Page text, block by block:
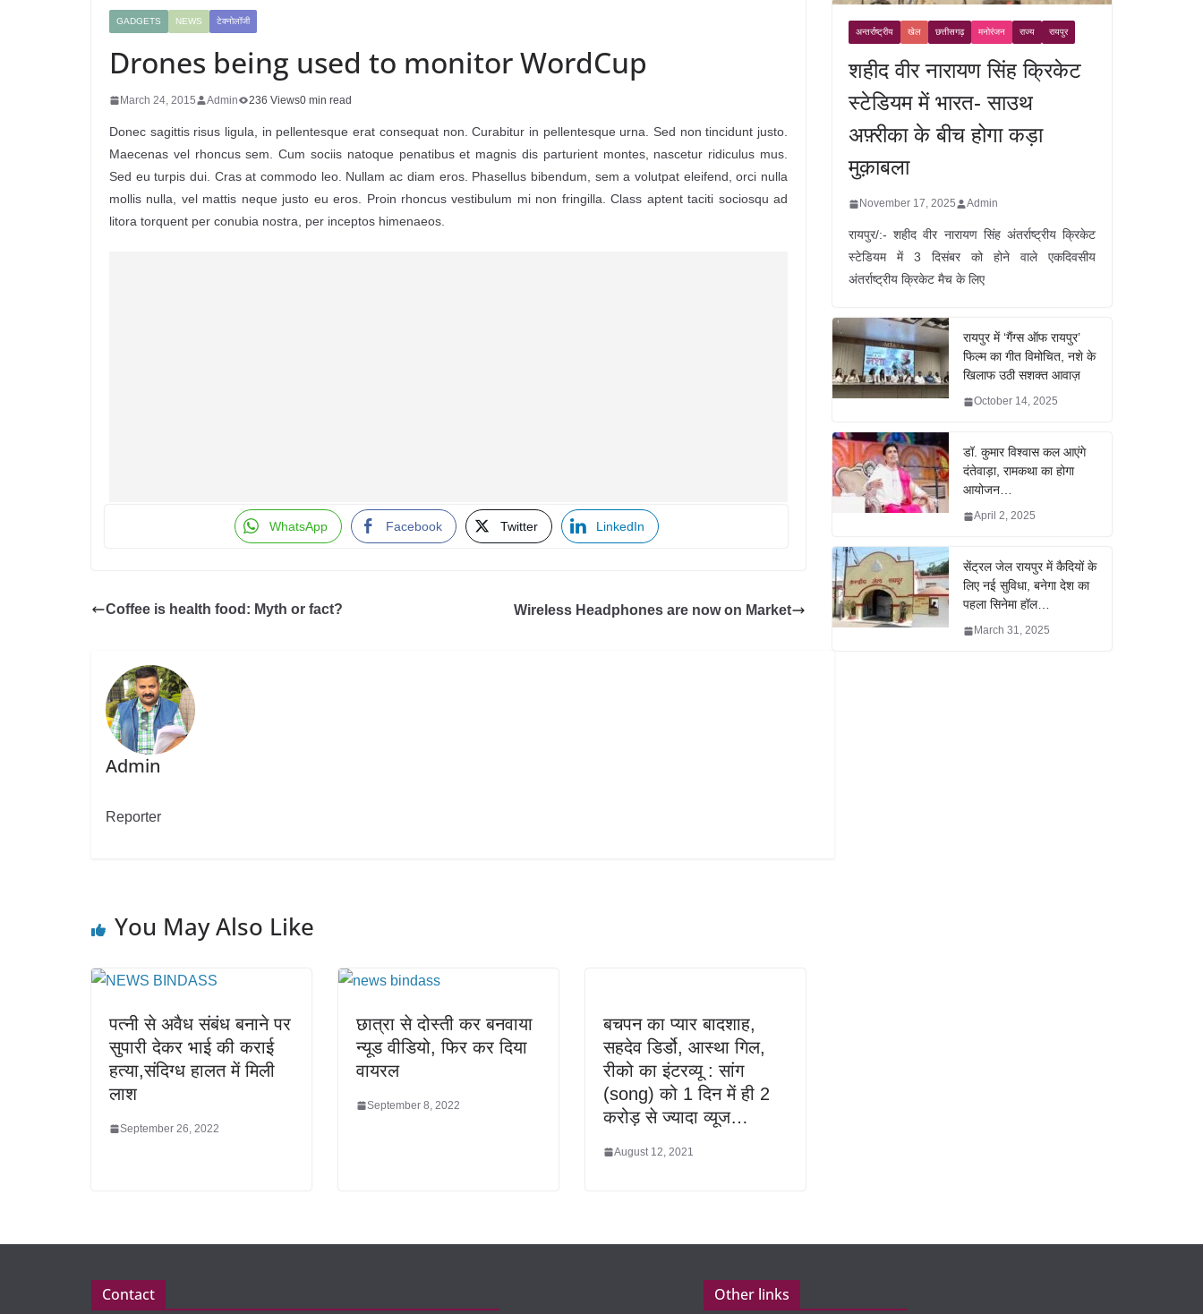
GADGETS NEWS टेक्नोलॉजी
Drones being used to monitor WordCup
March 24, 2015 Admin 236 Views0 min read
Donec sagittis risus ligula, in pellentesque erat consequat non. Curabitur in pellentesque urna. Sed non tincidunt justo.
Maecenas vel rhoncus sem. Cum sociis natoque penatibus et magnis dis parturient montes, nascetur ridiculus mus.
Sed eu turpis dui. Cras at commodo leo. Nullam ac diam eros. Phasellus bibendum, sem a volutpat eleifend, orci nulla
mollis nulla, vel mattis neque justo eu eros. Proin rhoncus vestibulum mi non fringilla. Class aptent taciti sociosqu ad
litora torquent per conubia nostra, per inceptos himenaeos.
WhatsApp Facebook Twitter LinkedIn
Coffee is health food: Myth or fact? Wireless Headphones are now on Market
Admin
Reporter
You May Also Like
पत्नी से अवैध संबंध बनाने पर
सुपारी देकर भाई की कराई
हत्या,संदिग्ध हालत में मिली
लाश
September 26, 2022
छात्रा से दोस्ती कर बनवाया
न्यूड वीडियो, फिर कर दिया
वायरल
September 8, 2022
बचपन का प्यार बादशाह,
सहदेव डिर्डो, आस्था गिल,
रीको का इंटरव्यू : सांग
(song) को 1 दिन में ही 2
करोड़ से ज्यादा व्यूज…
August 12, 2021
अन्तर्राष्ट्रीय खेल छत्तीसगढ़ मनोरंजन राज्य रायपुर
शहीद वीर नारायण सिंह क्रिकेट
स्टेडियम में भारत- साउथ
अफ़्रीका के बीच होगा कड़ा
मुक़ाबला
November 17, 2025 Admin
रायपुर/:- शहीद वीर नारायण सिंह अंतर्राष्ट्रीय क्रिकेट
स्टेडियम में 3 दिसंबर को होने वाले एकदिवसीय
अंतर्राष्ट्रीय क्रिकेट मैच के लिए
रायपुर में ‘गैंग्स ऑफ रायपुर’
फिल्म का गीत विमोचित, नशे के
खिलाफ उठी सशक्त आवाज़
October 14, 2025
डॉ. कुमार विश्वास कल आएंगे
दंतेवाड़ा, रामकथा का होगा
आयोजन…
April 2, 2025
सेंट्रल जेल रायपुर में कैदियों के
लिए नई सुविधा, बनेगा देश का
पहला सिनेमा हॉल…
March 31, 2025
Contact Other links